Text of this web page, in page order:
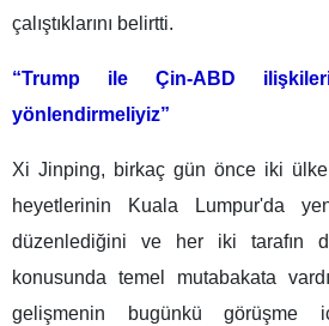
çalıştıklarını belirtti.
“Trump ile Çin-ABD
yönlendirmeliyiz”
Xi Jinping, birkaç gün önce iki
heyetlerinin Kuala Lumpur'da
düzenlediğini ve her iki tarafın
konusunda temel mutabakata
gelişmenin bugünkü görüşme